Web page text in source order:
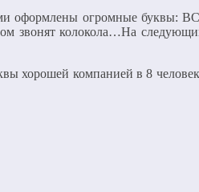
оформлены огромные
звонят колокола…На
хорошей компанией в 8